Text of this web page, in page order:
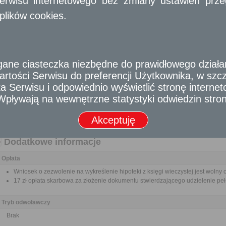
Dokument stanowiący podstawę wpisu hipoteki (oryginał do wglądu celem
Pełnomocnictwo w przypadku ustanowienia pełnomocnika wraz z dowodem
Termin załatwienia sprawy
Sprawa rozstrzygana jest w trybie cywilnoprawnym. Terminy wynikające z kpa
Informacja
Opłata
Wniosek o odszkodowanie za wywłaszczenie gruntu na drogę jest wolny od
17 zł opłata skarbowa za złożenie dokumentu stwierdzającego udzielenie
Dodatkowe informacje
Opłata
Wniosek o zezwolenie na wykreślenie hipoteki z księgi wieczystej jest wolny
17 zł opłata skarbowa za złożenie dokumentu stwierdzającego udzielenie
Tryb odwoławczy
Brak
cookies.
ciasteczka niezbędne do prawidłowego
Serwisu do preferencji Użytkownika, w
Serwisu i odpowiednio wyświetlić stronę
na wewnętrzne statystyki odwiedzin stron
Akceptuję